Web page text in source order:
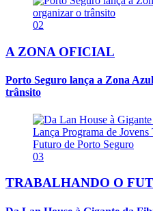
02
A ZONA OFICIAL
Porto Seguro lança a Zona
trânsito
03
TRABALHANDO O